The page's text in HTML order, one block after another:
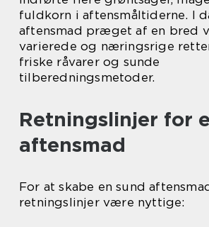
fuldkorn i aftensmåltiderne. I
aftensmad præget af en bred
varierede og næringsrige
friske råvarer og sunde
tilberedningsmetoder.
Retningslinjer for
aftensmad
For at skabe en sund
retningslinjer være nyttige: